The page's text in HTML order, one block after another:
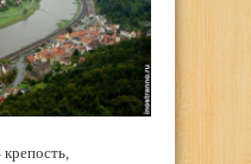
крепость,